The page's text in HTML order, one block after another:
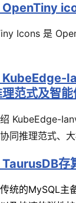
OpenTiny
Icons 是
KubeEdge-
范式及智
KubeEdge-
同推理范式、
TaurusDB
统的MySQL主